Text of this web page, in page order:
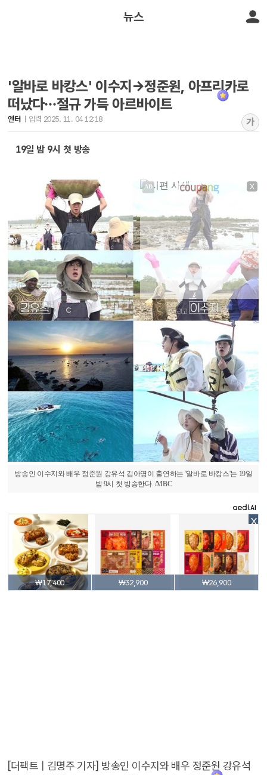
뉴스
'알바로 바캉스' 이수지→정준원, 아프리카로
떠났다…절규 가득 아르바이트
엔터 입력 2025. 11. 04 12:18 가
19일 밤 9시 첫 방송
X
방송인 이수지와 배우 정준원 강유석 김아영이 출연하는 '알바로 바캉스'는 19일
밤 9시 첫 방송한다. /MBC
X
₩17,400 ₩32,900 ₩26,900
[더팩트 | 김명주 기자] 방송인 이수지와 배우 정준원 강유석